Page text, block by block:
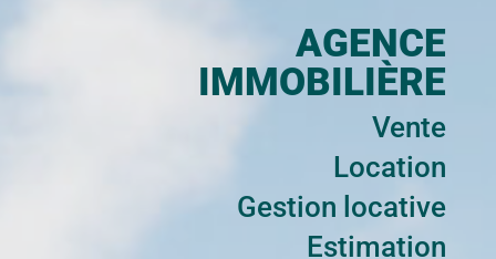
AGENCE
IMMOBILIÈRE
Vente
Location
Gestion locative
Estimation